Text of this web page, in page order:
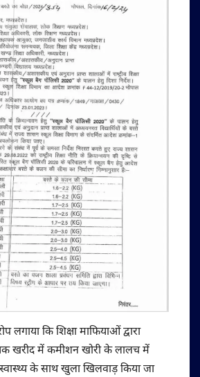
लगाया कि शिक्षा माफियाओं द्वारा
खरीद में कमीशन खोरी के लालच में
के साथ खुला खिलवाड़ किया जा